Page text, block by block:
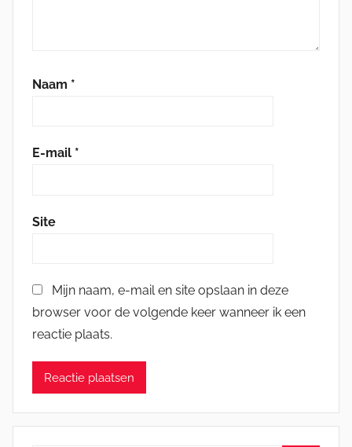
Naam *
E-mail *
Site
Mijn naam, e-mail en site opslaan in deze
browser voor de volgende keer wanneer ik een
reactie plaats.